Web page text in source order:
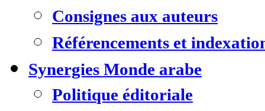
Consignes aux auteurs
Référencements et
Synergies Monde arabe
Politique éditoriale